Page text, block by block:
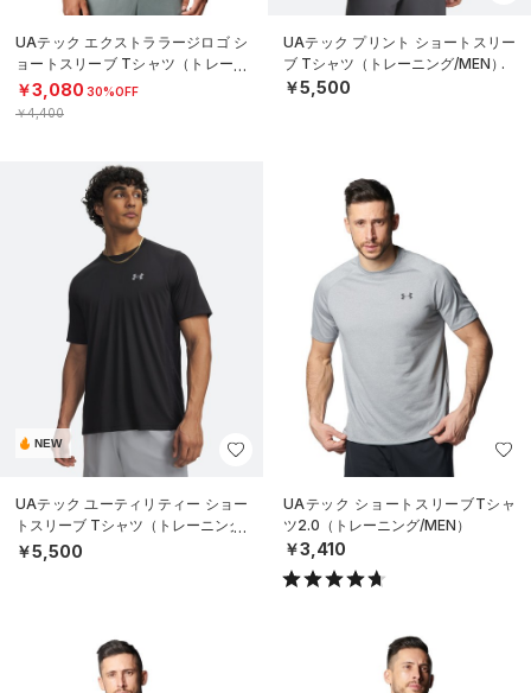
UAテック エクストララージロゴ シ
ョートスリーブ Tシャツ（トレーニ
ング/MEN）
￥3,080 30%OFF
￥4,400
UAテック プリント ショートスリー
ブ Tシャツ（トレーニング/MEN）
￥5,500
NEW
UAテック ユーティリティー ショー
トスリーブ Tシャツ（トレーニング/
MEN）
￥5,500
UAテック ショートスリーブTシャ
ツ2.0（トレーニング/MEN）
￥3,410